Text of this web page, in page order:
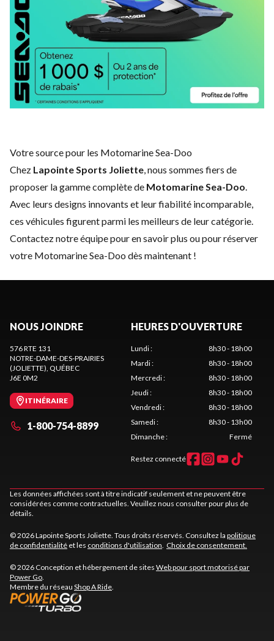
Votre source pour les Motomarine Sea-Doo
Chez Lapointe Sports Joliette , nous sommes fiers de
proposer la gamme complète de Motomarine Sea-Doo
Avec leurs designs innovants et leur fiabilité incomparable,
ces véhicules figurent parmi les meilleurs de leur catégorie.
Contactez notre équipepour en savoir plus ou pour réserver
votre Motomarine Sea-Doo dès maintenant !
NOUS JOINDRE
576 RTE 131
NOTRE-DAME-DES-PRAIRIES
(JOLIETTE) , QUÉBEC
J6E 0M2
ITINÉRAIRE
1-800-754-8899
HEURES D'OUVERTURE
Lundi:
8h30 - 18h00
Mardi:
8h30 - 18h00
Mercredi:
8h30 - 18h00
Jeudi:
8h30 - 18h00
Vendredi:
8h30 - 18h00
Samedi:
8h30 - 13h00
Dimanche: Fermé
Restez connecté
Les données affichées sont à titre indicatif seulement et ne peuvent être
considérées comme contractuelles. Veuillez nous consulter pour plus de
détails.
© 2026 Lapointe Sports Joliette. Tous droits réservés. Consultez la politique
de confidentialité et les conditions d'utilisation Choix de consentement.
© 2026 Conception et hébergement de sites Web pour sport motorisé par
Power Go
Membre du réseau Shop A Ride